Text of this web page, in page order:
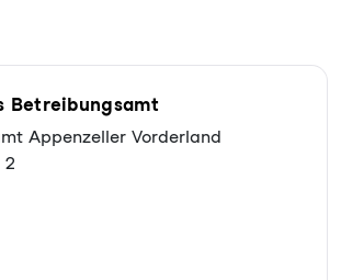
Betreibungsamt
Appenzeller Vorderland
2